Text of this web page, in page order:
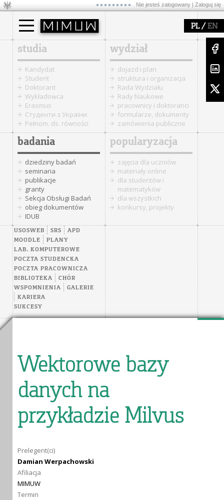
Nie jesteś zalogowany | Zaloguj się
PL/ EN
studia
Kandydat
Student
Doktorant
Wykładowca
Erasmus
Cтуденти з України
Pełnom. ds. równości
wydział
dojazd i plan
struktura i organizacja
Rada Wydziału
Rady Naukowe
pracownicy i doktoranci
formularze, dokumenty
zamówienia publiczne
badania
dziedziny badań
seminaria
publikacje
granty
Sekcja Obsługi Badań
obieg dokumentów
IDUB
popularyzacja
zajęcia dla uczniów
materiały online
dla studentów i
matematyków
dla wszystkich
konkursy, projekty
USOSWEB SRS
APD
MOODLE
PLANY
LAB. KOMPUTEROWE
POCZTA STUDENCKA
POCZTA PRACOWNICZA
BIBLIOTEKA
CHÓR
WSPOMNIENIA
GALERIE
KARIERA
SUKCESY
Wektorowe bazy
danych na
przykładzie Milvus
Prelegent(ci)
Damian Werpachowski
Afiliacja
MIMUW
Termin